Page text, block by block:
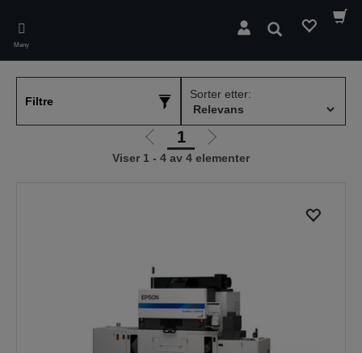
main
content
Meny
Søk
Filtre
Sorter etter:
Gå
til
1
Gå
til
Viser 1 - 4 av 4 elementer